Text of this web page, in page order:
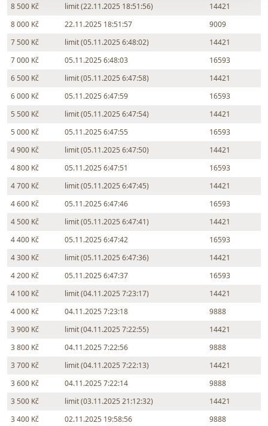
8 500 Kč
limit (22.11.2025 18:51:56)
14421
8 000 Kč
22.11.2025 18:51:57
9009
7 500 Kč
limit (05.11.2025 6:48:02)
14421
7 000 Kč
05.11.2025 6:48:03
16593
6 500 Kč
limit (05.11.2025 6:47:58)
14421
6 000 Kč
05.11.2025 6:47:59
16593
5 500 Kč
limit (05.11.2025 6:47:54)
14421
5 000 Kč
05.11.2025 6:47:55
16593
4 900 Kč
limit (05.11.2025 6:47:50)
14421
4 800 Kč
05.11.2025 6:47:51
16593
4 700 Kč
limit (05.11.2025 6:47:45)
14421
4 600 Kč
05.11.2025 6:47:46
16593
4 500 Kč
limit (05.11.2025 6:47:41)
14421
4 400 Kč
05.11.2025 6:47:42
16593
4 300 Kč
limit (05.11.2025 6:47:36)
14421
4 200 Kč
05.11.2025 6:47:37
16593
4 100 Kč
limit (04.11.2025 7:23:17)
14421
4 000 Kč
04.11.2025 7:23:18
9888
3 900 Kč
limit (04.11.2025 7:22:55)
14421
3 800 Kč
04.11.2025 7:22:56
9888
3 700 Kč
limit (04.11.2025 7:22:13)
14421
3 600 Kč
04.11.2025 7:22:14
9888
3 500 Kč
limit (03.11.2025 21:12:32)
14421
3 400 Kč
02.11.2025 19:58:56 9888